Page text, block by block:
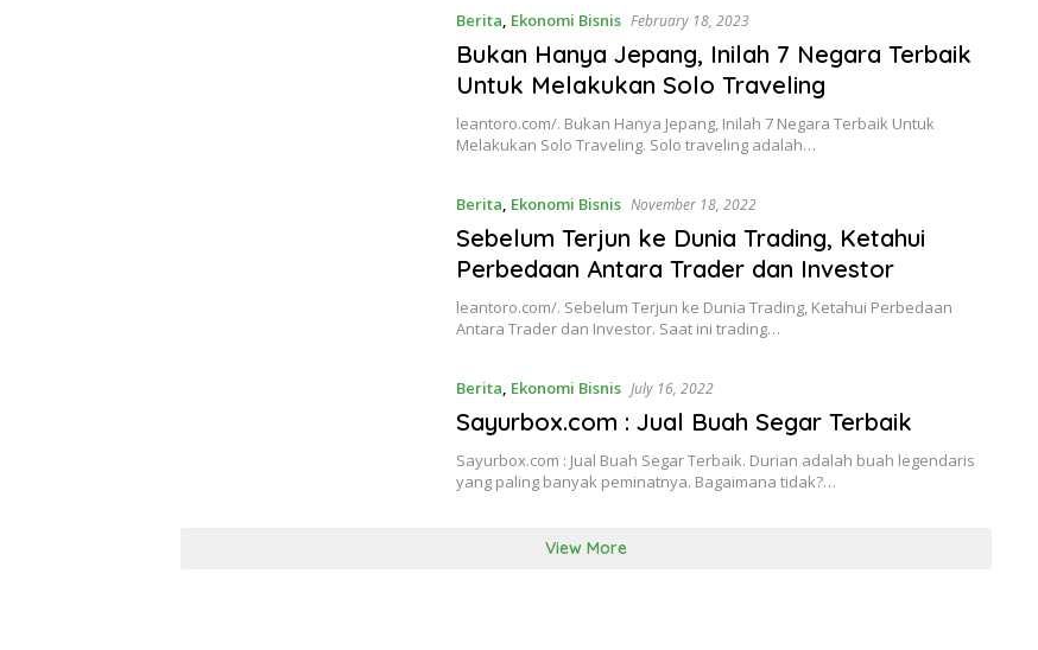
Berita, Ekonomi Bisnis February 18, 2023
Bukan Hanya Jepang, Inilah 7 Negara Terbaik
Untuk Melakukan Solo Traveling
leantoro.com/. Bukan Hanya Jepang, Inilah 7 Negara Terbaik Untuk
Melakukan Solo Traveling. Solo traveling adalah…
Berita, Ekonomi Bisnis November 18, 2022
Sebelum Terjun ke Dunia Trading, Ketahui
Perbedaan Antara Trader dan Investor
leantoro.com/. Sebelum Terjun ke Dunia Trading, Ketahui Perbedaan
Antara Trader dan Investor. Saat ini trading…
Berita, Ekonomi Bisnis July 16, 2022
Sayurbox.com : Jual Buah Segar Terbaik
Sayurbox.com : Jual Buah Segar Terbaik. Durian adalah buah legendaris
yang paling banyak peminatnya. Bagaimana tidak?…
View More